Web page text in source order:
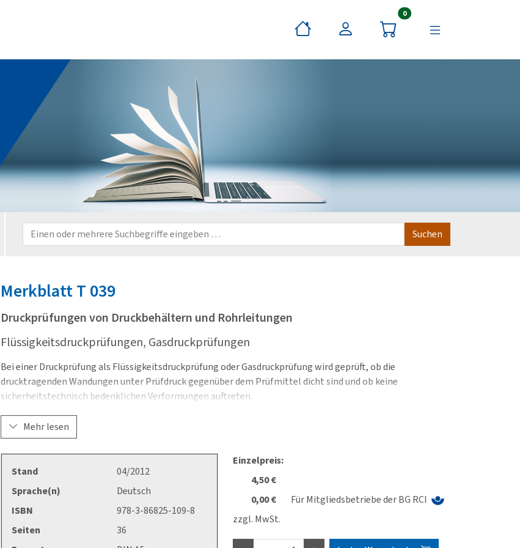
0Artikel im Warenkorb
MerkblattT 039
Druckprüfungen von Druckbehältern und Rohrleitungen
Flüssigkeitsdruckprüfungen, Gasdruckprüfungen
Bei einer Druckprüfung als Flüssigkeitsdruckprüfung oder Gasdruckprüfung wird geprüft, ob die
drucktragenden Wandungen unter Prüfdruck gegenüber dem Prüfmittel dicht sind und ob keine
sicherheitstechnisch bedenklichen Verformungen auftreten.
Das Merkblatt gilt im Bereich der Richtlinie 97/23/EG über Druckgeräte (Druckgeräterichtlinie – DGRL),
umgesetzt durch die 14. Verordnung zum Produktsicherheitsgesetz, als erstmalige Druckprüfung von
Rahmen der wiederkehrenden Festigkeitsprüfung von Druckbehältern und Rohrleitungen gemäß § 15 sowie
der Prüfung vor Inbetriebnahme nach einer Änderung gemäß § 14 Abs. 2. Einfache Druckbehälter nach der
Richtlinie 2009/105/EG4 (ehemals Richtlinie 87/404/EWG) werden mit behandelt.
Mehr lesen
Stand
04/2012
Sprache(n)
Deutsch
ISBN
978-3-86825-109-8
Seiten
36
Einzelpreis:
4,50 €
0,00 €
Für Mitgliedsbetriebe der BG RCI
zzgl. MwSt.